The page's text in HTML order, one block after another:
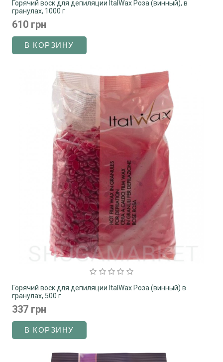
Горячий воск для депиляции ItalWax Роза (винный), в
гранулах, 1000 г
610 грн
Горячий воск для депиляции ItalWax Роза (винный) в
гранулах, 500 г
337 грн